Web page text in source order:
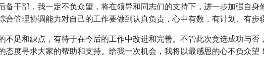
备干部，我一定不负众望，将在领导和同志们的支持下，进一步加强自
管理协调能力对自己的工作要做到认真负责，心中有数，有计划、有步
不足和缺点，有待于在今后的工作中改进和完善。不管此次竞选成功与
度寻求大家的帮助和支持。给我一次机会，我将以最感恩的心不负众望！